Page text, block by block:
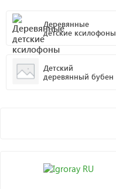
Деревянные
детские ксилофоны
Детский
деревянный бубен